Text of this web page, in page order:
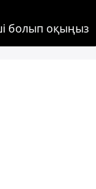
болып оқыңыз